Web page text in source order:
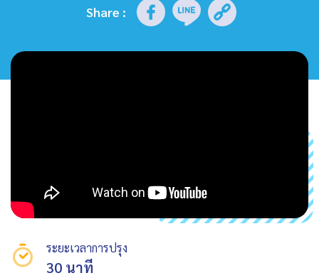
รายการย้อนหลังShare :
ระยะเวลาการปรุง
30 นาที